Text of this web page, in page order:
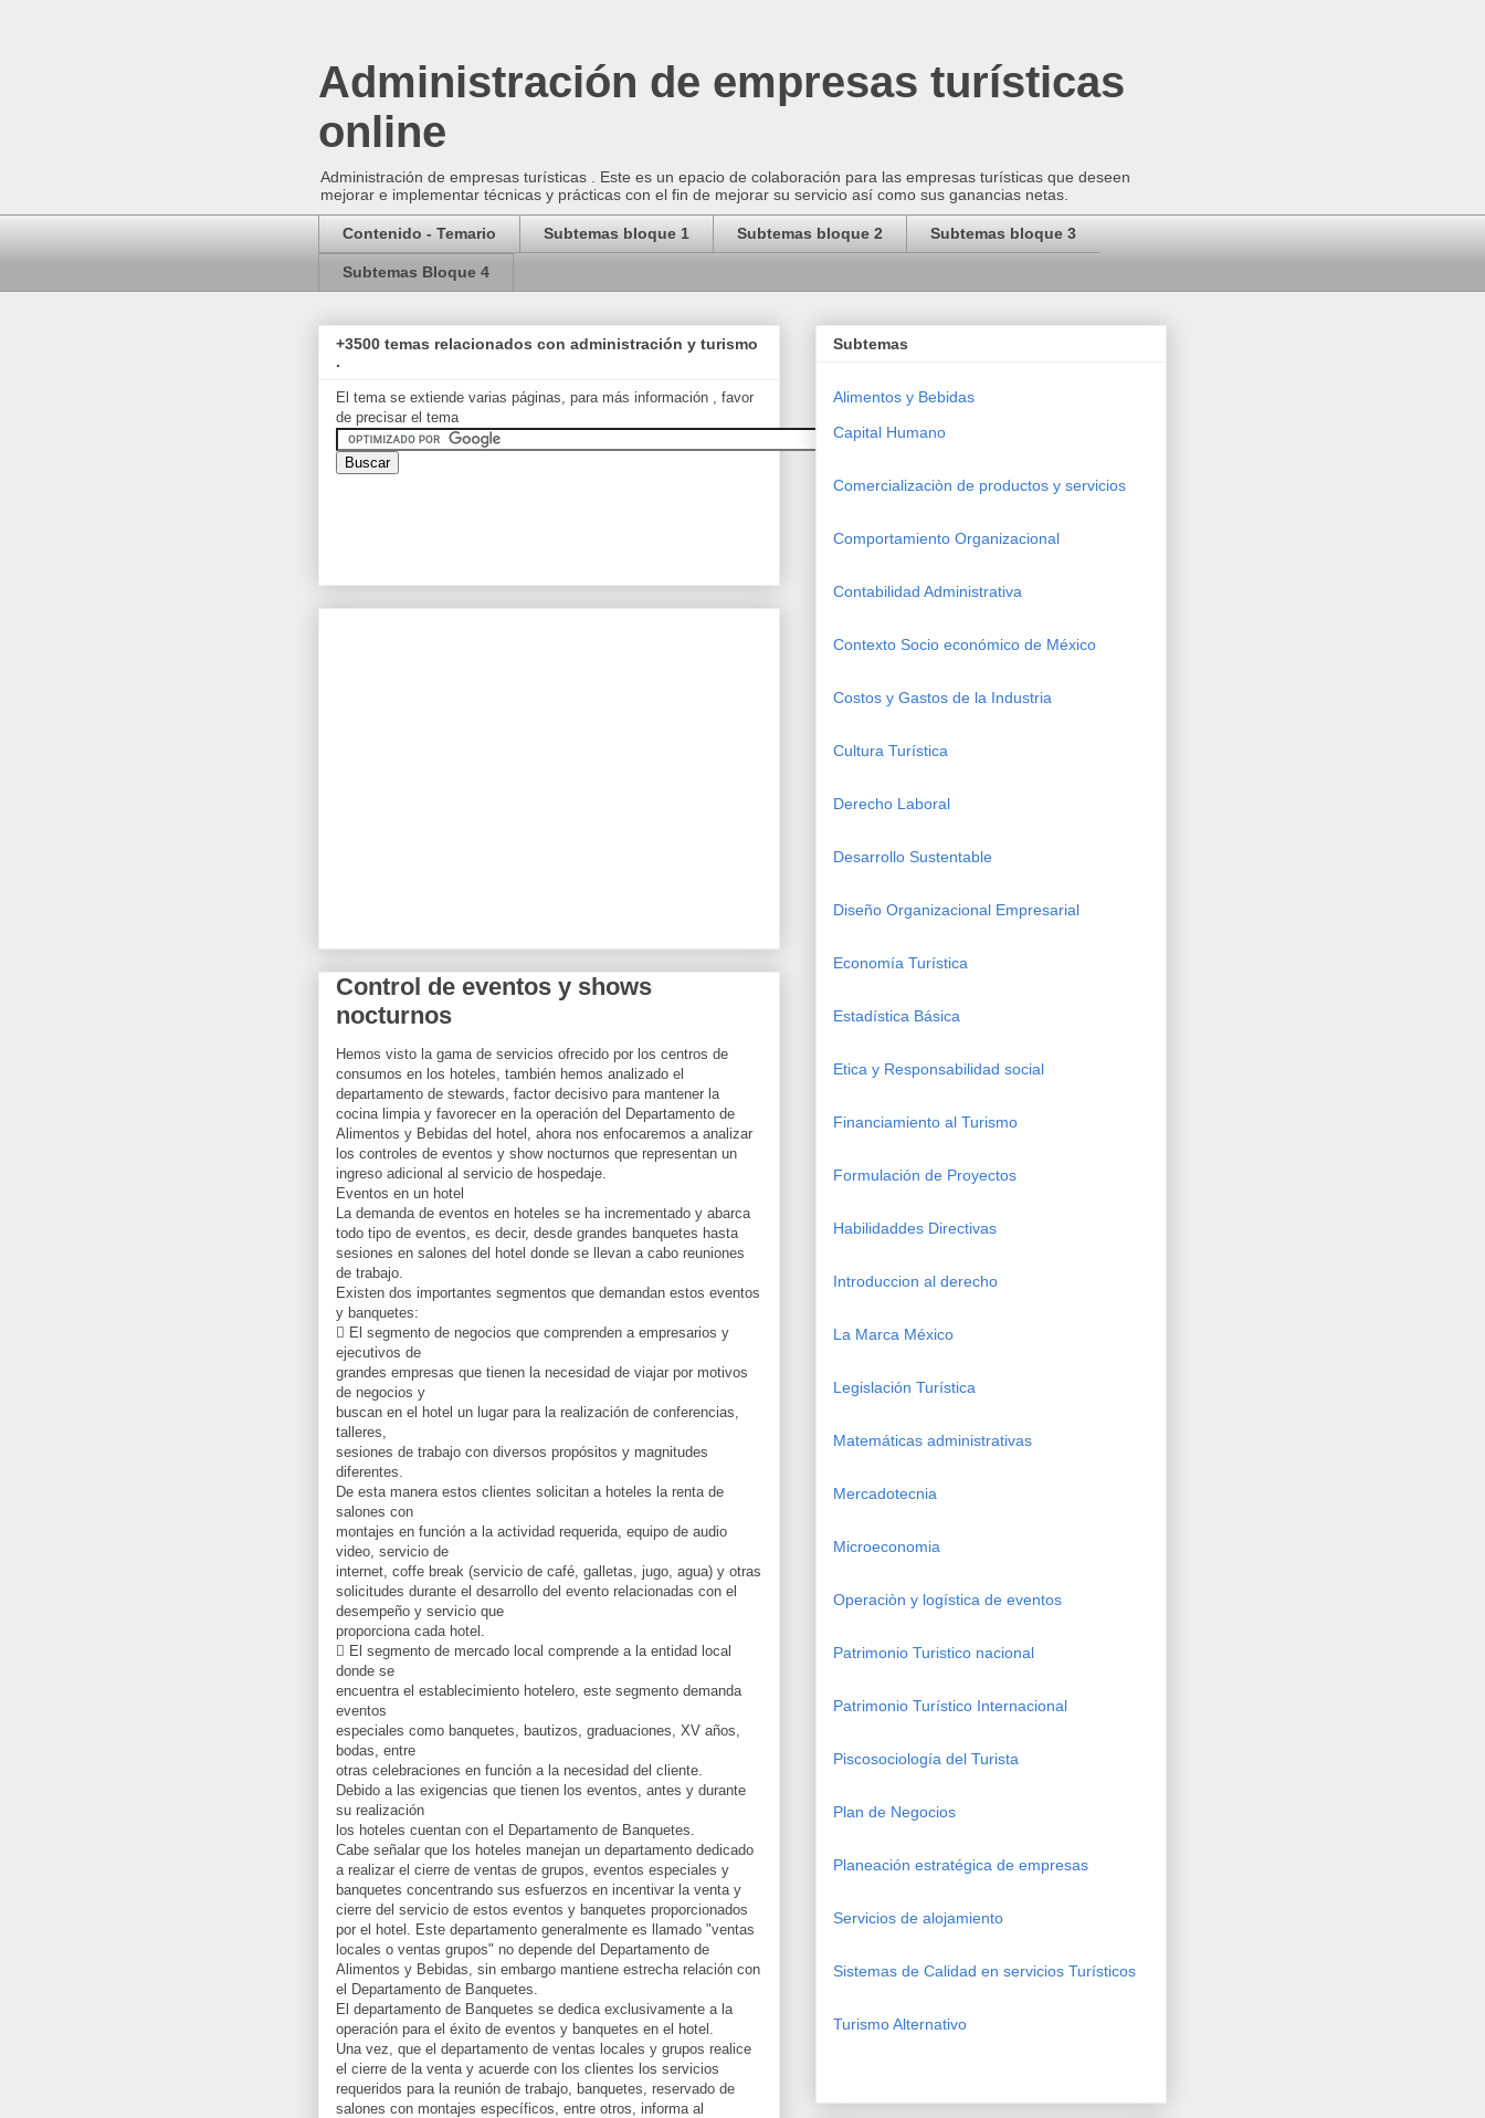
Administración de empresas turísticas
online
Administración de empresas turísticas . Este es un epacio de colaboración para las empresas turísticas que deseen
mejorar e implementar técnicas y prácticas con el fin de mejorar su servicio así como sus ganancias netas.
Contenido - Temario Subtemas bloque 1 Subtemas bloque 2 Subtemas bloque 3
Subtemas Bloque 4
+3500 temas relacionados con administración y turismo
.
El tema se extiende varias páginas, para más información , favor
de precisar el tema
Control de eventos y shows
nocturnos
Hemos visto la gama de servicios ofrecido por los centros de
consumos en los hoteles, también hemos analizado el
departamento de stewards, factor decisivo para mantener la
cocina limpia y favorecer en la operación del Departamento de
Alimentos y Bebidas del hotel, ahora nos enfocaremos a analizar
los controles de eventos y show nocturnos que representan un
ingreso adicional al servicio de hospedaje.
Eventos en un hotel
La demanda de eventos en hoteles se ha incrementado y abarca
todo tipo de eventos, es decir, desde grandes banquetes hasta
sesiones en salones del hotel donde se llevan a cabo reuniones
de trabajo.
Existen dos importantes segmentos que demandan estos eventos
y banquetes:
 El segmento de negocios que comprenden a empresarios y
ejecutivos de
grandes empresas que tienen la necesidad de viajar por motivos
de negocios y
buscan en el hotel un lugar para la realización de conferencias,
talleres,
sesiones de trabajo con diversos propósitos y magnitudes
diferentes.
De esta manera estos clientes solicitan a hoteles la renta de
salones con
montajes en función a la actividad requerida, equipo de audio
video, servicio de
internet, coffe break (servicio de café, galletas, jugo, agua) y otras
solicitudes durante el desarrollo del evento relacionadas con el
desempeño y servicio que
proporciona cada hotel.
 El segmento de mercado local comprende a la entidad local
donde se
encuentra el establecimiento hotelero, este segmento demanda
eventos
especiales como banquetes, bautizos, graduaciones, XV años,
bodas, entre
otras celebraciones en función a la necesidad del cliente.
Debido a las exigencias que tienen los eventos, antes y durante
su realización
los hoteles cuentan con el Departamento de Banquetes.
Cabe señalar que los hoteles manejan un departamento dedicado
a realizar el cierre de ventas de grupos, eventos especiales y
banquetes concentrando sus esfuerzos en incentivar la venta y
cierre del servicio de estos eventos y banquetes proporcionados
por el hotel. Este departamento generalmente es llamado "ventas
locales o ventas grupos" no depende del Departamento de
Alimentos y Bebidas, sin embargo mantiene estrecha relación con
el Departamento de Banquetes.
El departamento de Banquetes se dedica exclusivamente a la
operación para el éxito de eventos y banquetes en el hotel.
Una vez, que el departamento de ventas locales y grupos realice
el cierre de la venta y acuerde con los clientes los servicios
requeridos para la reunión de trabajo, banquetes, reservado de
salones con montajes específicos, entre otros, informa al
Subtemas
Alimentos y Bebidas
Capital Humano
Comercializaciòn de productos y servicios
Comportamiento Organizacional
Contabilidad Administrativa
Contexto Socio económico de México
Costos y Gastos de la Industria
Cultura Turística
Derecho Laboral
Desarrollo Sustentable
Diseño Organizacional Empresarial
Economía Turística
Estadística Básica
Etica y Responsabilidad social
Financiamiento al Turismo
Formulación de Proyectos
Habilidaddes Directivas
Introduccion al derecho
La Marca México
Legislación Turística
Matemáticas administrativas
Mercadotecnia
Microeconomia
Operaciòn y logística de eventos
Patrimonio Turistico nacional
Patrimonio Turístico Internacional
Piscosociología del Turista
Plan de Negocios
Planeación estratégica de empresas
Servicios de alojamiento
Sistemas de Calidad en servicios Turísticos
Turismo Alternativo